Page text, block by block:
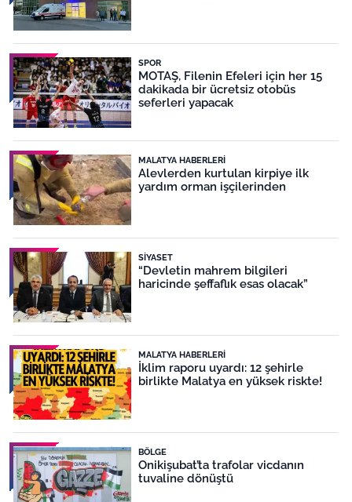
SPOR
MOTAŞ, Filenin Efeleri için her 15
dakikada bir ücretsiz otobüs
seferleri yapacak
MALATYA HABERLERI
Alevlerden kurtulan kirpiye ilk
yardım orman işçilerinden
SIYASET
“Devletin mahrem bilgileri
haricinde şeffaflık esas olacak”
MALATYA HABERLERI
İklim raporu uyardı: 12 şehirle
birlikte Malatya en yüksek riskte!
BÖLGE
Onikişubat’ta trafolar vicdanın
tuvaline dönüştü